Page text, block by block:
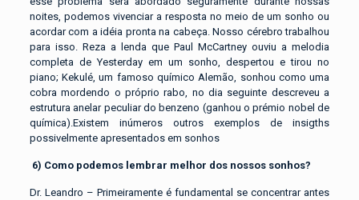
noites, podemos vivenciar a resposta no meio de um sonho ou
acordar com a idéia pronta na cabeça. Nosso cérebro trabalhou
para isso. Reza a lenda que Paul McCartney ouviu a melodia
completa de Yesterday em um sonho, despertou e tirou no
piano; Kekulé, um famoso químico Alemão, sonhou como uma
cobra mordendo o próprio rabo, no dia seguinte descreveu a
estrutura anelar peculiar do benzeno (ganhou o prémio nobel de
química).Existem inúmeros outros exemplos de insigths
possivelmente apresentados em sonhos
6) Como podemos lembrar melhor dos nossos sonhos?
Dr. Leandro – Primeiramente é fundamental se concentrar antes